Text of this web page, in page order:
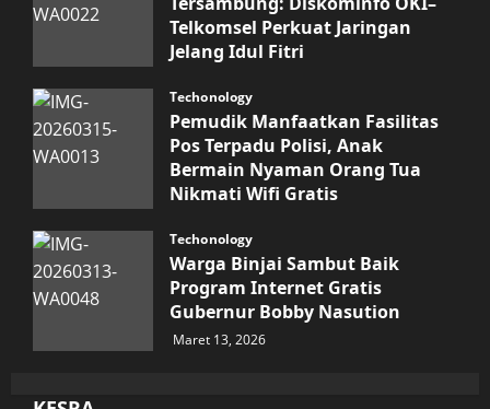
Telkomsel Perkuat Jaringan
Jelang Idul Fitri
Techonology
Pemudik Manfaatkan Fasilitas
Pos Terpadu Polisi, Anak
Bermain Nyaman Orang Tua
Nikmati Wifi Gratis
Techonology
Warga Binjai Sambut Baik
Program Internet Gratis
Gubernur Bobby Nasution
Maret 13, 2026